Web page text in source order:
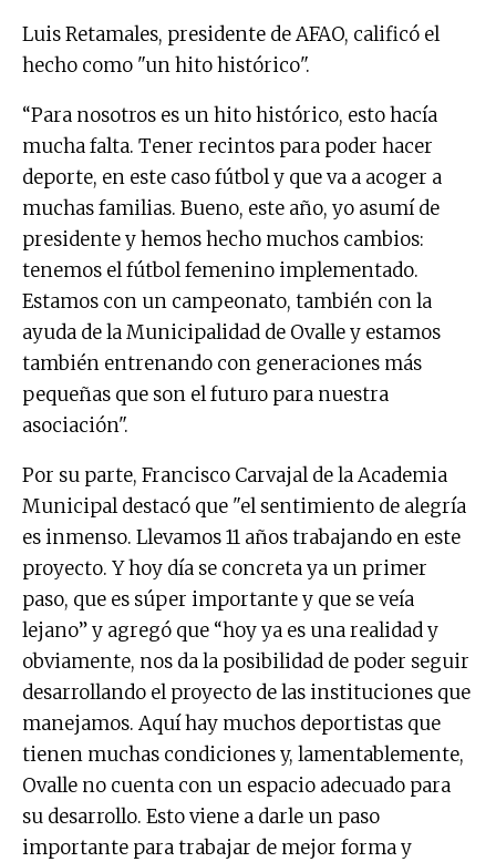
Luis Retamales, presidente de AFAO, calificó el
hecho como "un hito histórico".
“Para nosotros es un hito histórico, esto hacía
mucha falta. Tener recintos para poder hacer
deporte, en este caso fútbol y que va a acoger a
muchas familias. Bueno, este año, yo asumí de
presidente y hemos hecho muchos cambios:
tenemos el fútbol femenino implementado.
Estamos con un campeonato, también con la
ayuda de la Municipalidad de Ovalle y estamos
también entrenando con generaciones más
pequeñas que son el futuro para nuestra
asociación".
Por su parte, Francisco Carvajal de la Academia
Municipal destacó que "el sentimiento de alegría
es inmenso. Llevamos 11 años trabajando en este
proyecto. Y hoy día se concreta ya un primer
paso, que es súper importante y que se veía
lejano” y agregó que “hoy ya es una realidad y
obviamente, nos da la posibilidad de poder seguir
desarrollando el proyecto de las instituciones que
manejamos. Aquí hay muchos deportistas que
tienen muchas condiciones y, lamentablemente,
Ovalle no cuenta con un espacio adecuado para
su desarrollo. Esto viene a darle un paso
importante para trabajar de mejor forma y